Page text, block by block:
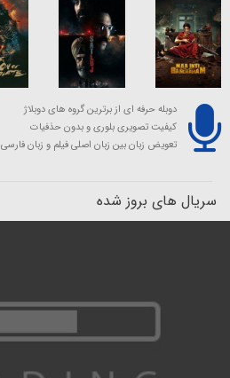
دوبله حرفه ای از برترین گروه های دوبلاژ
کیفیت تصویری بلوری و بدون حذفیات
تعویض زبان بین زبان اصلی فیلم و زبان فارسی
سریال های بروز شده